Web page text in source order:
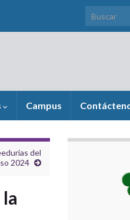
Search for:
Campus
del
2024